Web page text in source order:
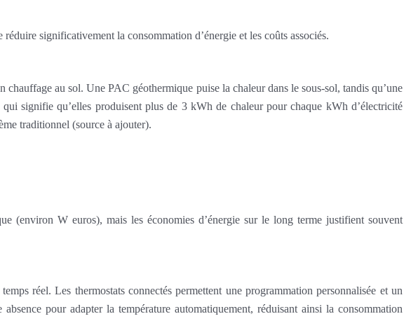
significativement la consommation d’énergie et les coûts associés.
au sol. Une PAC géothermique puise la chaleur dans le sous-sol, tandis qu’une
signifie qu’elles produisent plus de 3 kWh de chaleur pour chaque kWh d’électricité
traditionnel (source à ajouter).
(environ W euros), mais les économies d’énergie sur le long terme justifient souvent
réel. Les thermostats connectés permettent une programmation personnalisée et un
pour adapter la température automatiquement, réduisant ainsi la consommation